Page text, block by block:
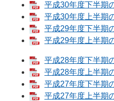
平成30年度下半期
平成30年度上半期
平成29年度下半期
平成29年度上半期
平成28年度下半期
平成28年度上半期
平成27年度下半期
平成27年度上半期